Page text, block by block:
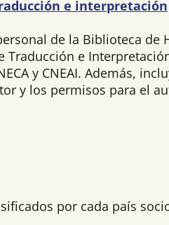
e interpretación
de la Biblioteca
e
y CNEAI. Además,
y los permisos para el
por cada país